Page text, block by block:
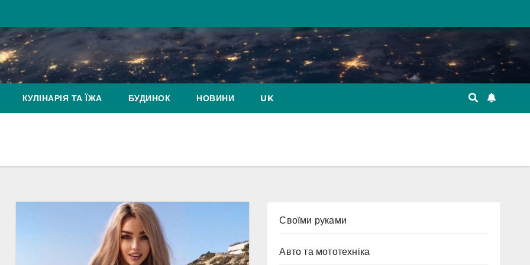
КУЛІНАРІЯ ТА ЇЖА БУДИНОК НОВИНИ UK
Cвоїми руками
Авто та мототехніка